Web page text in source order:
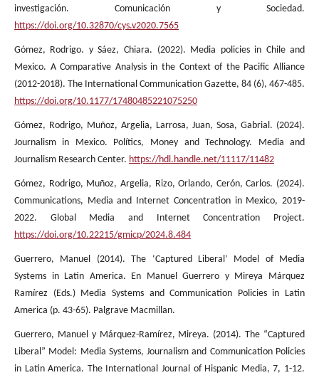
investigación. Comunicación y Sociedad.
https://doi.org/10.32870/cys.v2020.7565
Gómez, Rodrigo. y Sáez, Chiara. (2022). Media policies in Chile and
Mexico. A Comparative Analysis in the Context of the Pacific Alliance
(2012-2018). The International Communication Gazette, 84 (6), 467-485.
https://doi.org/10.1177/17480485221075250
Gómez, Rodrigo, Muñoz, Argelia, Larrosa, Juan, Sosa, Gabrial. (2024).
Journalism in Mexico. Polítics, Money and Technology. Media and
Journalism Research Center. https://hdl.handle.net/11117/11482
Gómez, Rodrigo, Muñoz, Argelia, Rizo, Orlando, Cerón, Carlos. (2024).
Communications, Media and Internet Concentration in Mexico, 2019-
2022. Global Media and Internet Concentration Project.
https://doi.org/10.22215/gmicp/2024.8.484
Guerrero, Manuel (2014). The ‘Captured Liberal’ Model of Media
Systems in Latin America. En Manuel Guerrero y Mireya Márquez
Ramírez (Eds.) Media Systems and Communication Policies in Latin
America (p. 43-65). Palgrave Macmillan.
Guerrero, Manuel y Márquez-Ramírez, Mireya. (2014). The “Captured
Liberal” Model: Media Systems, Journalism and Communication Policies
in Latin America. The International Journal of Hispanic Media, 7, 1-12.